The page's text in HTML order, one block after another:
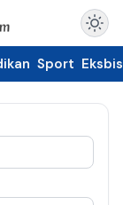
Sport Eksbis